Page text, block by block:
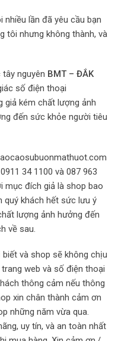
lần đã yêu cầu bạn
tôi nhưng không thành, và
nguyên BMT – ĐẮK
số điện thoại
giả kém chất lượng ảnh
đến sức khỏe người tiêu
34 1100 và 087 963
mục đích giả là shop bao
quý khách hết sức lưu ý
lượng ảnh hưởng đến
về sau.
và shop sẽ không chịu
web và số điện thoại
thông cảm nếu thông
xin chân thành cảm ơn
những năm vừa qua.
uy tín, và an toàn nhất